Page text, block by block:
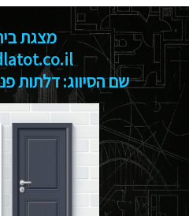
מצגת
שם הסיווג: דלתות